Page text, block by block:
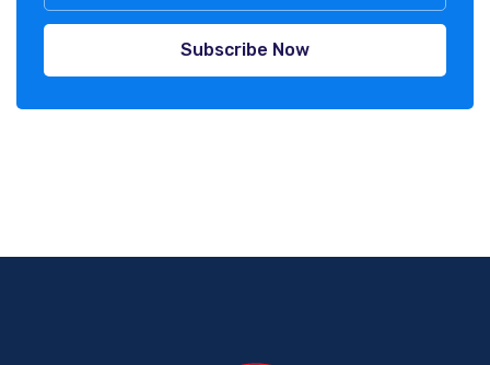
Subscribe Now